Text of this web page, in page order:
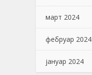
март 2024
фебруар 2024
јануар 2024